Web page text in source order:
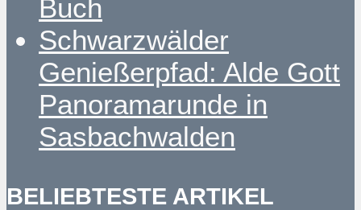
Buch
Schwarzwälder
Genießerpfad: Alde Gott
Panoramarunde in
Sasbachwalden
BELIEBTESTE ARTIKEL